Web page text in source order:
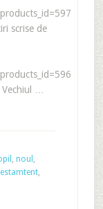
scrise de
…
, noul ,
,